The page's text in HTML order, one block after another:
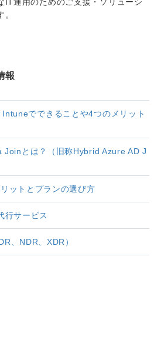
IT運用のためのご支援・ソリューシ
報
でできることや4つのメリット
とは？（旧称Hybrid Azure AD J
ットとプランの選び方
行サービス
、NDR、XDR）